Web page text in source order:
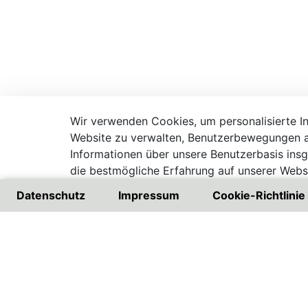
Datenschutz Impressum Cookie-Richtlinie
Wir verwenden Cookies, um personalisierte
Website zu verwalten,
Informationen über unsere Benutzerbasis
die bestmögliche Erfahrung auf unserer
Besuchen Sie unsere Datenschutzrichtlinie